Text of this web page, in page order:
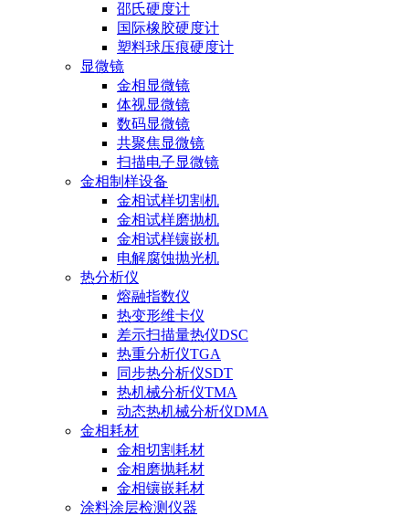
邵氏硬度计
国际橡胶硬度计
塑料球压痕硬度计
显微镜
金相显微镜
体视显微镜
数码显微镜
共聚焦显微镜
扫描电子显微镜
金相制样设备
金相试样切割机
金相试样磨抛机
金相试样镶嵌机
电解腐蚀抛光机
热分析仪
熔融指数仪
热变形维卡仪
差示扫描量热仪DSC
热重分析仪TGA
同步热分析仪SDT
热机械分析仪TMA
动态热机械分析仪DMA
金相耗材
金相切割耗材
金相磨抛耗材
金相镶嵌耗材
涂料涂层检测仪器